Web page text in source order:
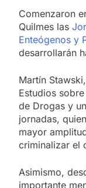
Comenzaron
Quilmes las
Enteógenos y
desarrollarán
Martín
Estudios
de Drogas y
jornadas,
mayor
criminalizar el
Asimismo,
importante